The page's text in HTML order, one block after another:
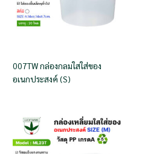
007TW กล่องกลมใสใส่ของ
อเนกประสงค์ (S)